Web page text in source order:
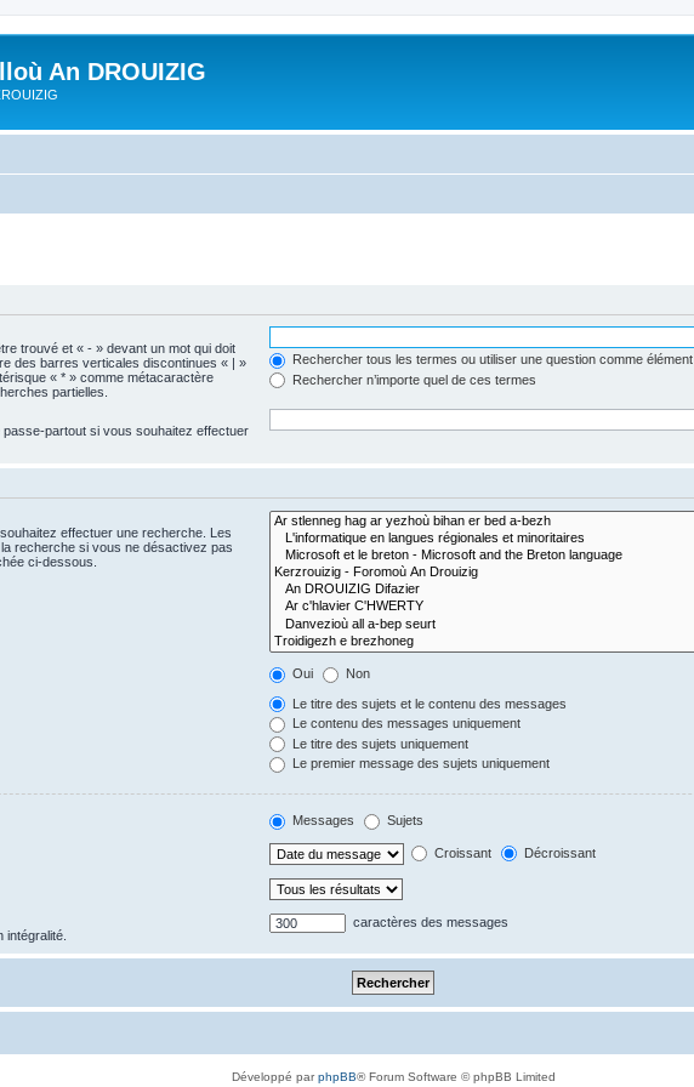
An DROUIZIG
trouvé et « - » devant un mot qui doit
des barres verticales discontinues « | »
« * » comme métacaractère
partielles.
Rechercher tous les termes ou utiliser une question comme élément
Rechercher n’importe quel de ces termes
partout si vous souhaitez effectuer
effectuer une recherche. Les
recherche si vous ne désactivez pas
ci-dessous.
Oui Non
Le titre des sujets et le contenu des messages
Le contenu des messages uniquement
Le titre des sujets uniquement
Le premier message des sujets uniquement
Messages Sujets
Croissant Décroissant
caractères des messages
Développé parphpBB® Forum Software © phpBB Limited